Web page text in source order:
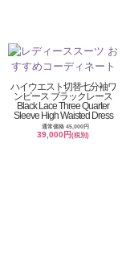
ハイウエスト切替七分袖ワ
ンピース ブラックレース
Black Lace Three Quarter
Sleeve High Waisted Dress
通常価格 45,000円
39,000円(税別)